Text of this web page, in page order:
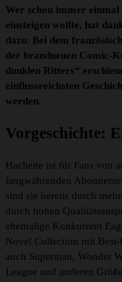
Wer schon immer
einsteigen wollte, hat
dazu. Bei dem
der brandneuen Comic-
dunklen Ritters“
einflussreichsten
werden.
Vorgeschichte:
Hachette ist für Fans von
langwährenden
sind sie bereits durch
durch hohen
ehemalige Konkurrent
Novel Collection mit
auch Superman, Wonder
League und anderen